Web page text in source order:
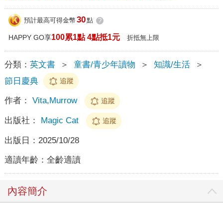
預計最高可得金幣 30點 ?
HAPPY GO享100累1點 4點抵1元 折抵無上限
分類： 英文書 ＞ 童書/青少年讀物 ＞ 知識/生活
＞
節日慶典
追蹤
作者： Vita,Murrow 追蹤
出版社： Magic Cat 追蹤
出版日： 2025/10/28
適讀年齡： 全齡適讀
內容簡介